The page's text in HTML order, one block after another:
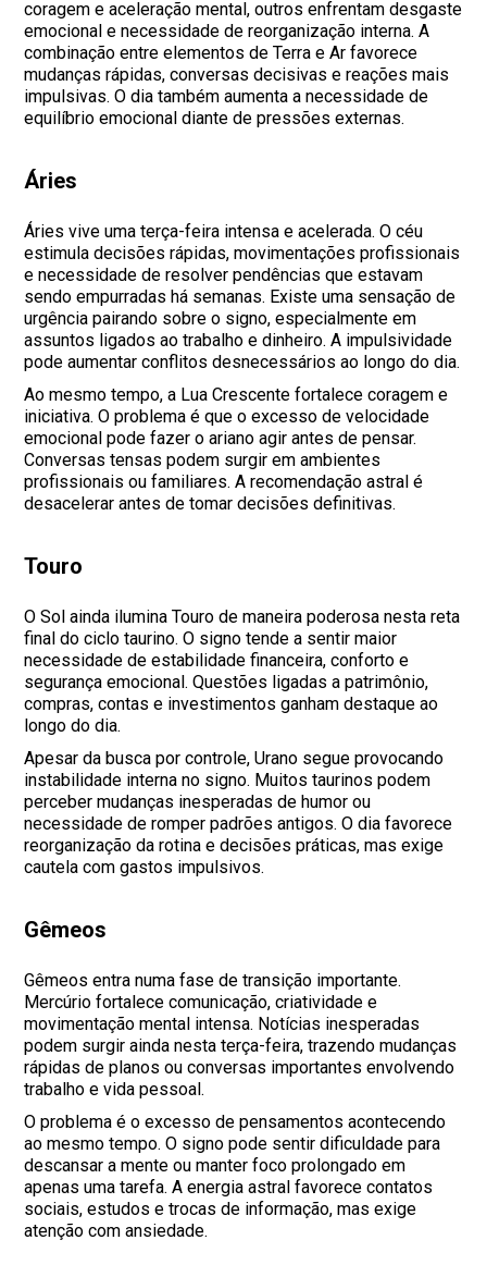
coragem e aceleração mental, outros enfrentam desgaste
emocional e necessidade de reorganização interna. A
combinação entre elementos de Terra e Ar favorece
mudanças rápidas, conversas decisivas e reações mais
impulsivas. O dia também aumenta a necessidade de
equilíbrio emocional diante de pressões externas.
Áries
Áries vive uma terça-feira intensa e acelerada. O céu
estimula decisões rápidas, movimentações profissionais
e necessidade de resolver pendências que estavam
sendo empurradas há semanas. Existe uma sensação de
urgência pairando sobre o signo, especialmente em
assuntos ligados ao trabalho e dinheiro. A impulsividade
pode aumentar conflitos desnecessários ao longo do dia.
Ao mesmo tempo, a Lua Crescente fortalece coragem e
iniciativa. O problema é que o excesso de velocidade
emocional pode fazer o ariano agir antes de pensar.
Conversas tensas podem surgir em ambientes
profissionais ou familiares. A recomendação astral é
desacelerar antes de tomar decisões definitivas.
Touro
O Sol ainda ilumina Touro de maneira poderosa nesta reta
final do ciclo taurino. O signo tende a sentir maior
necessidade de estabilidade financeira, conforto e
segurança emocional. Questões ligadas a patrimônio,
compras, contas e investimentos ganham destaque ao
longo do dia.
Apesar da busca por controle, Urano segue provocando
instabilidade interna no signo. Muitos taurinos podem
perceber mudanças inesperadas de humor ou
necessidade de romper padrões antigos. O dia favorece
reorganização da rotina e decisões práticas, mas exige
cautela com gastos impulsivos.
Gêmeos
Gêmeos entra numa fase de transição importante.
Mercúrio fortalece comunicação, criatividade e
movimentação mental intensa. Notícias inesperadas
podem surgir ainda nesta terça-feira, trazendo mudanças
rápidas de planos ou conversas importantes envolvendo
trabalho e vida pessoal.
O problema é o excesso de pensamentos acontecendo
ao mesmo tempo. O signo pode sentir dificuldade para
descansar a mente ou manter foco prolongado em
apenas uma tarefa. A energia astral favorece contatos
sociais, estudos e trocas de informação, mas exige
atenção com ansiedade.